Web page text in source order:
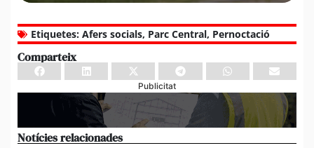
Etiquetes: Afers socials, Parc Central, Pernoctació
Comparteix
Publicitat
Notícies relacionades